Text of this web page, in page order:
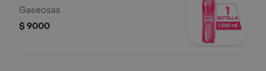
Gaseosas
$ 9000